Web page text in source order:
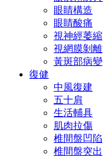
眼睛構造
眼睛酸痛
視神經萎縮
視網膜剝離
黃斑部病變
復健
中風復建
五十肩
生活輔具
肌肉拉傷
椎間盤凹陷
椎間盤突出